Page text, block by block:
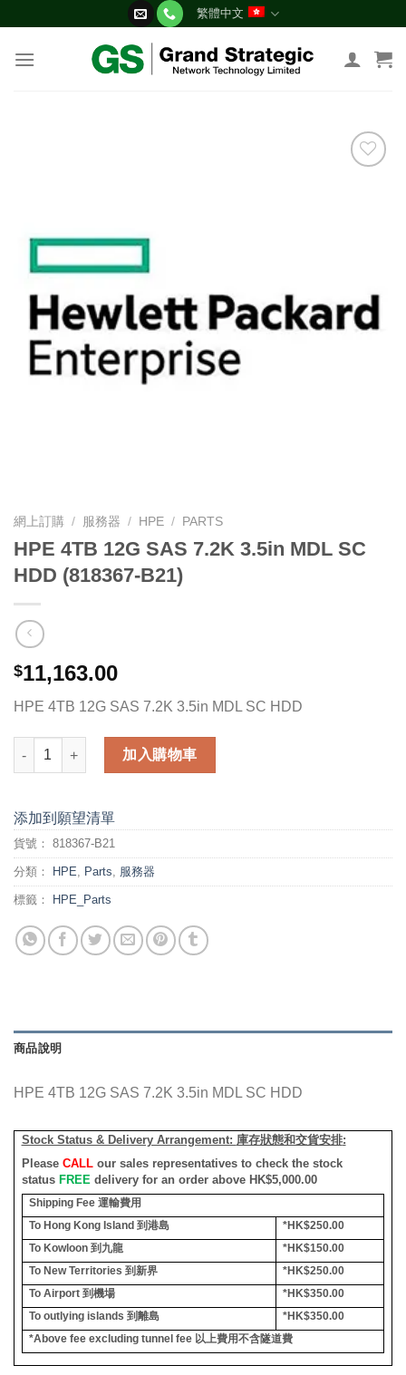
content
繁體中文
網上訂購 / 服務器 / HPE / PARTS
HPE 4TB 12G SAS 7.2K 3.5in MDL SC
HDD (818367-B21)
$11,163.00
HPE 4TB 12G SAS 7.2K 3.5in MDL SC HDD
HPE 4TB 12G SAS 7.2K 3.5in MDL SC HDD (818367-B21) 數量
加入購物車
添加到願望清單
貨號： 818367-B21
分類： HPE, Parts, 服務器
標籤： HPE_Parts
商品說明
HPE 4TB 12G SAS 7.2K 3.5in MDL SC HDD
Stock Status & Delivery Arrangement: 庫存狀態和交貨安排:
Please CALLour sales representatives to check the stock
status FREE delivery for an order above HK$5,000.00
Shipping Fee 運輸費用
To Hong Kong Island 到港島
*HK$250.00
To Kowloon 到九龍
*HK$150.00
To New Territories 到新界
*HK$250.00
To Airport 到機場
*HK$350.00
To outlying islands 到離島
*HK$350.00
*Above fee excluding tunnel fee 以上費用不含隧道費